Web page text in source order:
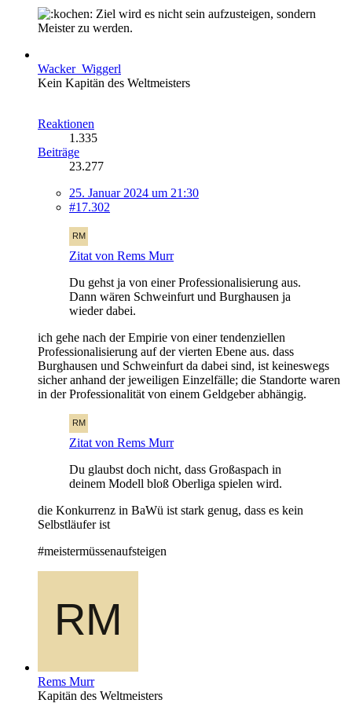
Ziel wird es nicht sein aufzusteigen, sondern
Meister zu werden.
Wacker_Wiggerl
Kein Kapitän des Weltmeisters
Reaktionen
1.335
Beiträge
23.277
25. Januar 2024 um 21:30
#17.302
Zitat von Rems Murr
Du gehst ja von einer Professionalisierung aus.
Dann wären Schweinfurt und Burghausen ja
wieder dabei.
ich gehe nach der Empirie von einer tendenziellen
Professionalisierung auf der vierten Ebene aus. dass
Burghausen und Schweinfurt da dabei sind, ist keineswegs
sicher anhand der jeweiligen Einzelfälle; die Standorte waren
in der Professionalität von einem Geldgeber abhängig.
Zitat von Rems Murr
Du glaubst doch nicht, dass Großaspach in
deinem Modell bloß Oberliga spielen wird.
die Konkurrenz in BaWü ist stark genug, dass es kein
Selbstläufer ist
#meistermüssenaufsteigen
Rems Murr
Kapitän des Weltmeisters